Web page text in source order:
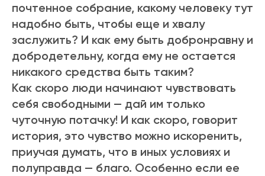
почтенное собрание, какому человеку тут
надобно быть, чтобы еще и хвалу
заслужить? И как ему быть добронравну и
добродетельну, когда ему не остается
никакого средства быть таким?
Как скоро люди начинают чувствовать
себя свободными — дай им только
чуточную потачку! И как скоро, говорит
история, это чувство можно искоренить,
приучая думать, что в иных условиях и
полуправда — благо. Особенно если ее